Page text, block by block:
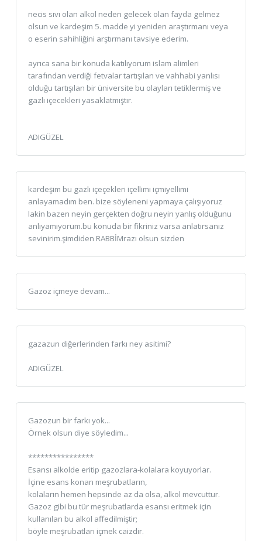
necis sıvı olan alkol neden gelecek olan fayda gelmez
olsun ve kardeşim 5. madde yi yeniden araştırmanı veya
o eserin sahihliğini arştırmanı tavsiye ederim.
ayrıca sana bir konuda katılıyorum islam alimleri
tarafından verdiği fetvalar tartışılan ve vahhabi yanlısı
olduğu tartışılan bir üniversite bu olayları tetiklermiş ve
gazlı içecekleri yasaklatmıştır.
ADIGÜZEL
kardeşim bu gazlı içeçekleri içellimi içmiyellimi
anlayamadım ben. bize söyleneni yapmaya çalışıyoruz
lakin bazen neyin gerçekten doğru neyin yanlış olduğunu
anlıyamıyorum.bu konuda bir fikriniz varsa anlatırsanız
sevinirim.şimdiden RABBİMrazı olsun sizden
Gazoz içmeye devam...
gazazun diğerlerinden farkı ney asitimi?
ADIGÜZEL
Gazozun bir farkı yok...
Örnek olsun diye söyledim...
****************
Esansı alkolde eritip gazozlara-kolalara koyuyorlar.
İçine esans konan meşrubatların,
kolaların hemen hepsinde az da olsa, alkol mevcuttur.
Gazoz gibi bu tür meşrubatlarda esansı eritmek için
kullanılan bu alkol affedilmiştir;
böyle meşrubatları içmek caizdir.